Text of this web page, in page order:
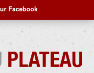
Facebook